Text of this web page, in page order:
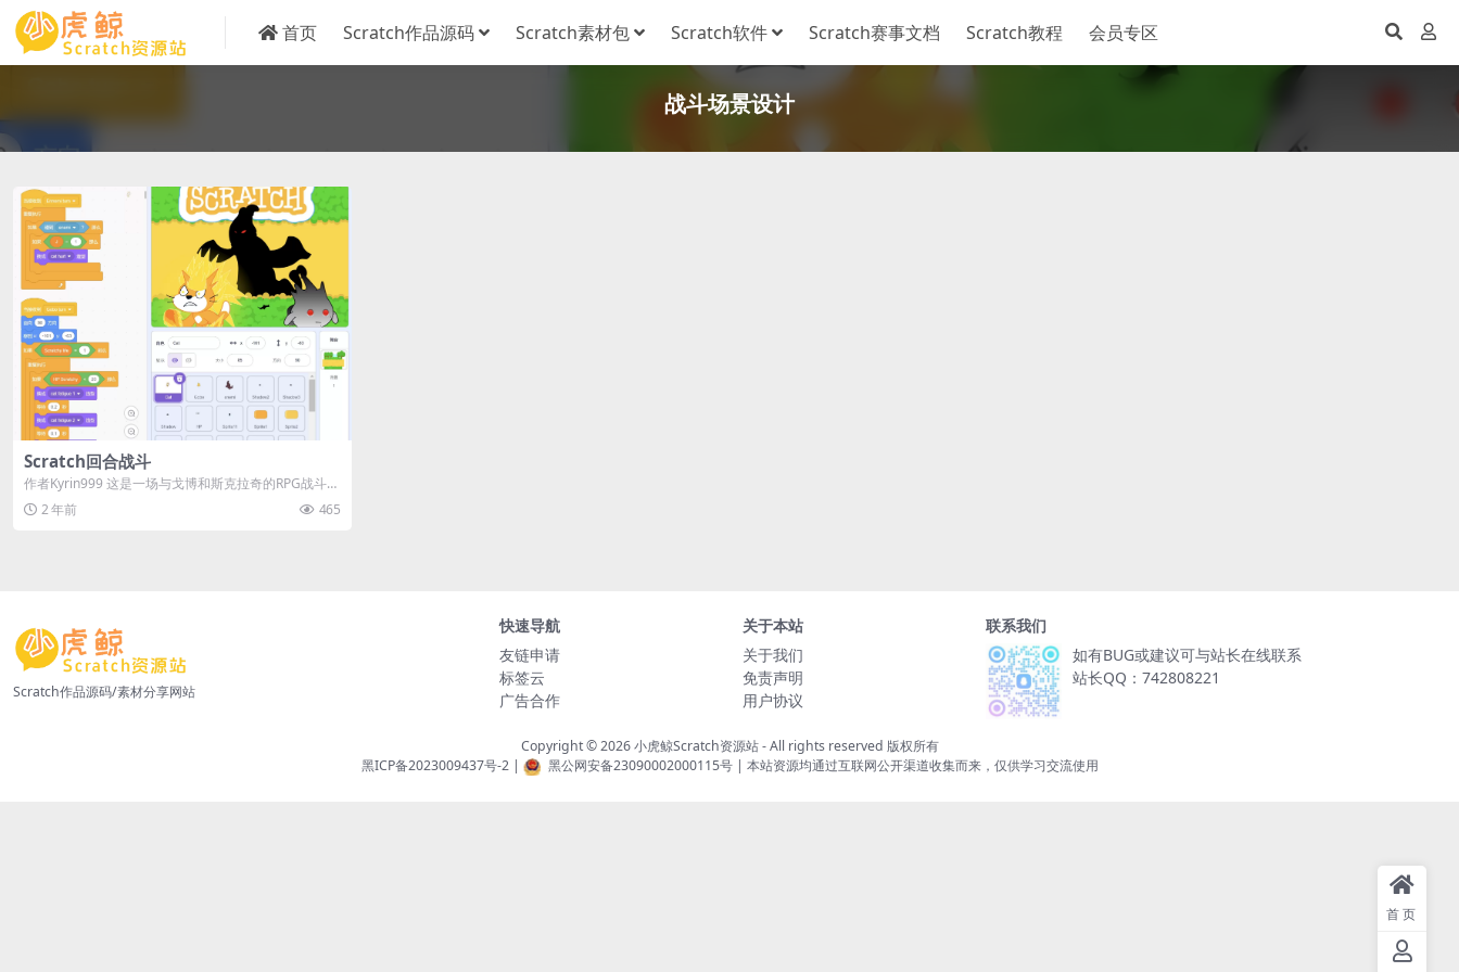
首页 Scratch作品源码 Scratch素材包 Scratch软件 Scratch赛事文档 Scratch教程 会员专区
战斗场景设计
Scratch回合战斗
作者Kyrin999 这是一场与戈博和斯克拉奇的RPG战斗。
有10种不同的攻击...
2 年前 465
Scratch作品源码/素材分享网站
快速导航
友链申请
标签云
广告合作
关于本站
关于我们
免责声明
用户协议
联系我们
如有BUG或建议可与站长在线联系
站长QQ：742808221
Copyright © 2026小虎鲸Scratch资源站- All rights reserved 版权所有
黑ICP备2023009437号-2| 黑公网安备23090002000115号| 本站资源均通过互联网公开渠道收集而来，仅供学习交流使用
首页